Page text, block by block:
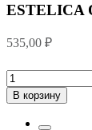
ESTELICA
535,00 ₽
В корзину